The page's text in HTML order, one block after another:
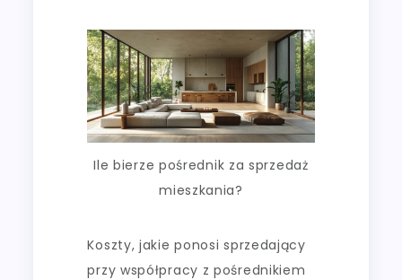
Ile bierze pośrednik za sprzedaż
mieszkania?
Koszty, jakie ponosi sprzedający
przy współpracy z pośrednikiem